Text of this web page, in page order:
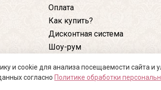
Оплата
Как купить?
Дисконтная система
Шоу-рум
Статьи
и cookie для анализа посещаемости сайта и
согласно Политике обработки